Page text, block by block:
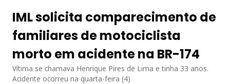
IML solicita comparecimento de
familiares de motociclista
morto em acidente na BR-174
Vítima se chamava Henrique Pires de Lima e tinha 33 anos.
Acidente ocorreu na quarta-feira (4)